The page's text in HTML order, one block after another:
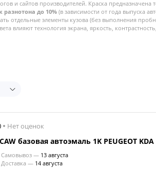
и сайтов производителей. Краска
разнотона до 10%(в зависимости от года выпуска
отдельные элементы кузова (без выполнения
влияют технология экрана, яркость,
Нет оценок
базовая автоэмаль 1K PEUGEOT KDA
Самовывоз — 13 августа
Доставка — 14 августа